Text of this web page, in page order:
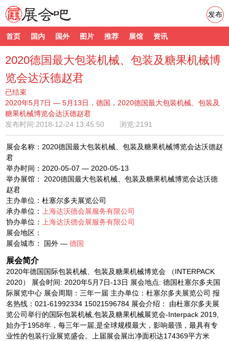
首页 国内 国外 图片 推荐 展馆 资讯
发布
2020德国最大包装机械、包装及糖果机械博
览会达沃德赵君
已结束
2020年5月7日 — 5月13日，德国，2020德国最大包装机械、包装及
糖果机械博览会达沃德赵君
发布时间:2018-12-24 13:45:50 浏览:2191
展会名称：2020德国最大包装机械、包装及糖果机械博览会达沃德赵
君
举办时间：2020-05-07 — 2020-05-13
举办展馆： 2020德国最大包装机械、包装及糖果机械博览会达沃德
赵君
主办单位：杜塞尔多夫展览公司
承办单位：
上海达沃德会展服务有限公司
协办单位：
上海达沃德会展服务有限公司
展会地区：
展会城市： 国外 — 德国
展会简介
2020年德国国际包装机械、包装及糖果机械博览会 （INTERPACK
2020） 展会时间: 2020年5月7日-13日 展会地点: 德国杜塞尔多夫国
际展览中心 展会周期：三年一届 主办单位：杜塞尔多夫展览公司 报
名热线：021-61992334 15021596784 展会介绍： 由杜塞尔多夫展
览公司举行的国际包装机械,包装及糖果机械展览会-Interpack 2019,
始办于1958年，每三年一届,是全球规模最大，影响最强，最具有专
业性的包装行业展览盛会。上届展会展出净面积达174369平方米